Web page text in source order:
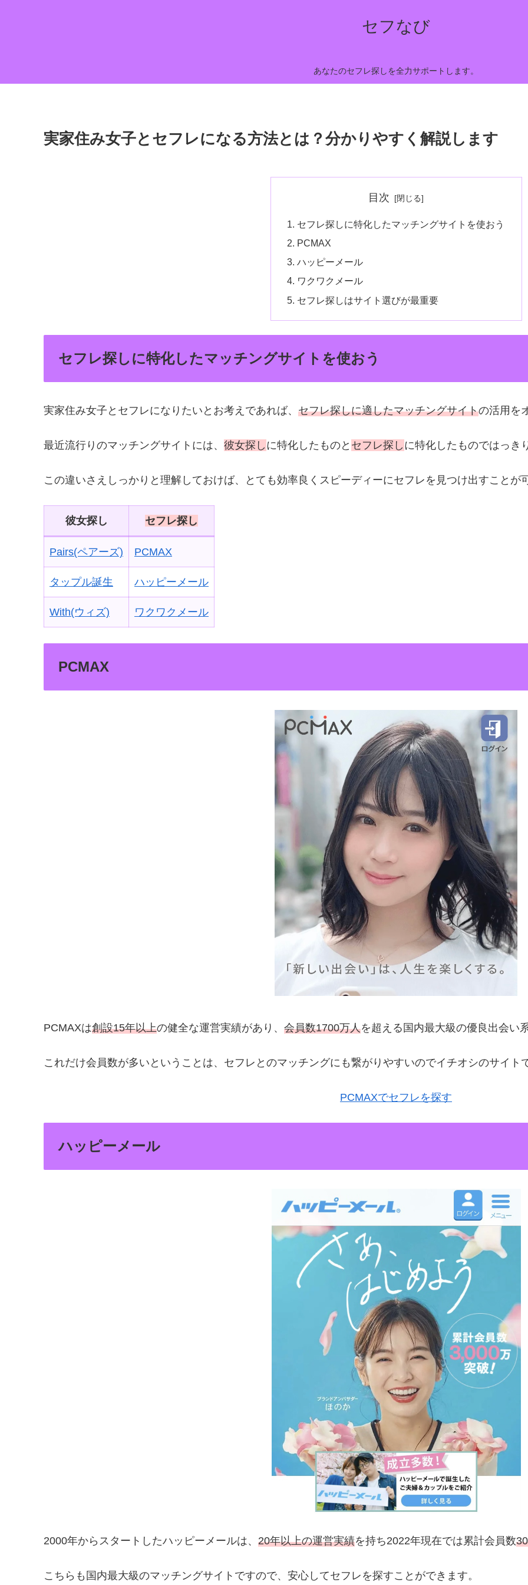
セフなび
あなたのセフレ探しを全力サポートします。
実家住み女子とセフレになる方法とは？分かりやすく解説します
目次
セフレ探しに特化したマッチングサイトを使おう
PCMAX
ハッピーメール
ワクワクメール
セフレ探しはサイト選びが最重要
セフレ探しに特化したマッチングサイトを使おう
実家住み女子とセフレになりたいとお考えであれば、 セフレ探しに適したマッチングサイトの活用を
最近流行りのマッチングサイトには、 彼女探し に特化したものと セフレ探し に特化したものではっき
この違いさえしっかりと理解しておけば、とても効率良くスピーディーにセフレを見つけ出すことが
彼女探し セフレ探し
Pairs(ペアーズ) PCMAX
タップル誕生 ハッピーメール
With(ウィズ) ワクワクメール
PCMAX
PCMAXは創設15年以上の健全な運営実績があり、 会員数1700万人を超える国内最大級の優良出会い
これだけ会員数が多いということは、セフレとのマッチングにも繋がりやすいのでイチオシのサイト
PCMAXでセフレを探す
ハッピーメール
2000年からスタートしたハッピーメールは、 20年以上の運営実績を持ち2022年現在では累計会員数
こちらも国内最大級のマッチングサイトですので、安心してセフレを探すことができます。